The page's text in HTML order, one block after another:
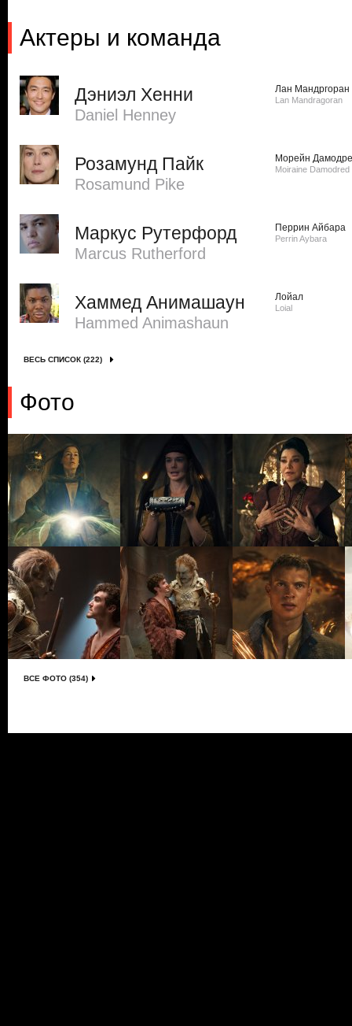
Актеры и команда
Дэниэл Хенни
Daniel Henney
Лан Мандргоран
Lan Mandragoran
Розамунд Пайк
Rosamund Pike
Морейн
Moiraine Damodred
Маркус Рутерфорд
Marcus Rutherford
Перрин Айбара
Perrin Aybara
Хаммед Анимашаун
Hammed Animashaun
Лойал
Loial
ВЕСЬ СПИСОК (222)
Фото
ВСЕ ФОТО (354)